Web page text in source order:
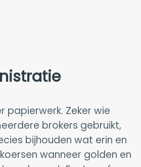
papierwerk. Zeker wie
brokers gebruikt,
bijhouden wat erin en
wanneer golden en